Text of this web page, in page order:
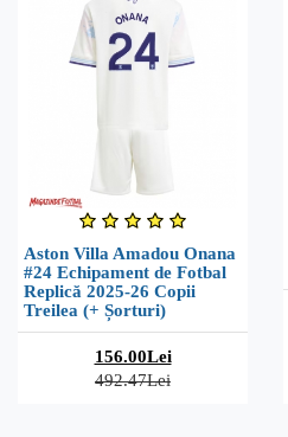
Aston Villa Amadou Onana
#24 Echipament de Fotbal
Replică 2025-26 Copii
Treilea (+ Șorturi)
156.00Lei
492.47Lei